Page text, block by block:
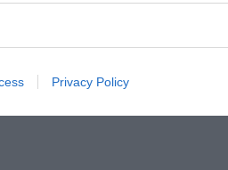
Privacy Policy
Policzyliśmy, ile może